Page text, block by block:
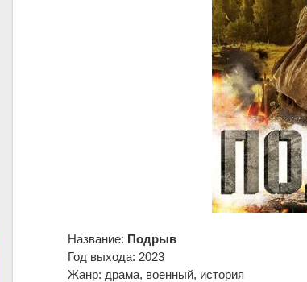
Название: Подрыв
Год выхода: 2023
Жанр: драма, военный, история